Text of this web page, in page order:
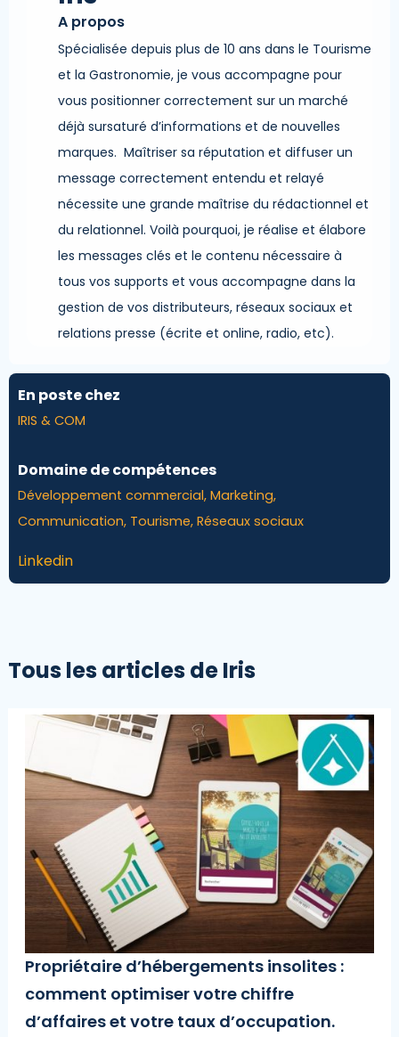
A propos
Spécialisée depuis plus de 10 ans dans le Tourisme
et la Gastronomie, je vous accompagne pour
vous positionner correctement sur un marché
déjà sursaturé d’informations et de nouvelles
marques. Maîtriser sa réputation et diffuser un
message correctement entendu et relayé
nécessite une grande maîtrise du rédactionnel et
du relationnel. Voilà pourquoi, je réalise et élabore
les messages clés et le contenu nécessaire à
tous vos supports et vous accompagne dans la
gestion de vos distributeurs, réseaux sociaux et
relations presse (écrite et online, radio, etc).
En poste chez
IRIS & COM
Domaine de compétences
Développement commercial, Marketing,
Communication, Tourisme, Réseaux sociaux
Linkedin
Tous les articles de Iris
Propriétaire d’hébergements insolites :
comment optimiser votre chiffre
d’affaires et votre taux d’occupation.